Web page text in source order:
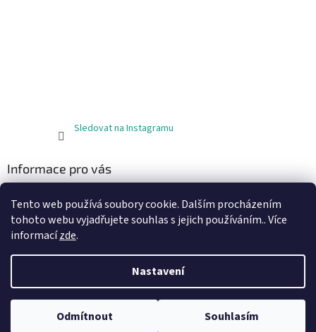
Tento web používá soubory cookie. Dalším procházením
tohoto webu vyjadřujete souhlas s jejich používáním.. Více
informacízde.
Nastavení
Odmítnout Souhlasím
Sledovat na Instagramu
Informace pro vás
Podmínky ochrany osobních údajů
Vytvořil Shoptet
Copyright 2026JODA materiál . Všechna práva vyhrazena.